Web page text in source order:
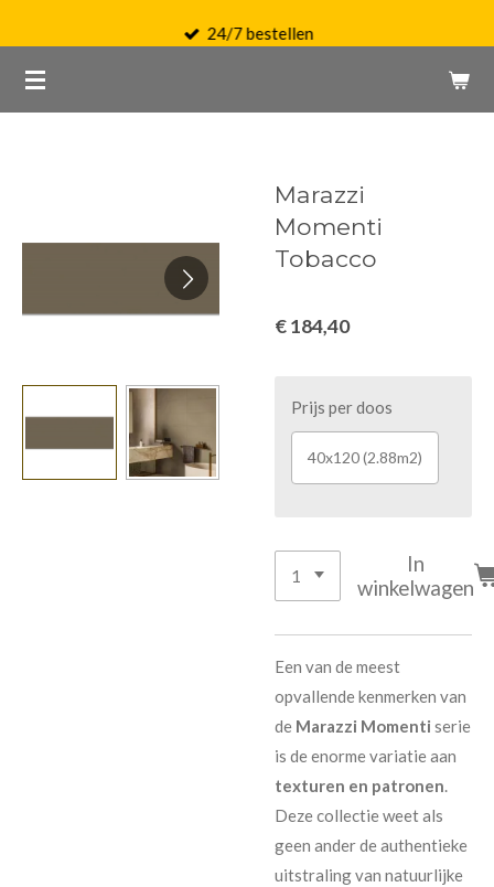
naar
de
24/7 bestellen
Marazzi
Momenti
Tobacco
€ 184,40
Prijs per doos
40x120 (2.88m2)
In
winkelwagen
Een van de meest
opvallende kenmerken van
de Marazzi Momenti serie
is de enorme variatie aan
texturen en patronen.
Deze collectie weet als
geen ander de authentieke
uitstraling van natuurlijke